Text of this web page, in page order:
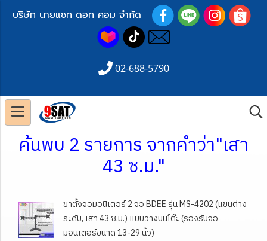
บริษัท นายแซท ดอท คอม จำกัด
02-688-5790
ค้นพบ 2 รายการ จากคำว่า"เสา
43 ซ.ม."
ขาตั้งจอมอนิเตอร์ 2 จอ BDEE รุ่น MS-4202 (แขนต่าง
ระดับ, เสา 43 ซ.ม.) แบบวางบนโต๊ะ (รองรับจอ
มอนิเตอร์ขนาด 13-29 นิ้ว)